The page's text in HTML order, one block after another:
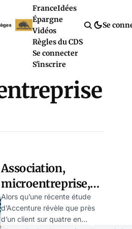
FranceIdées
Épargne
Vidéos
Règles du CDS
Se connecter
S'inscrire
Se
Association,
microentreprise,
TPE, PME : les
meilleurs comptes
Alors qu’une récente étude
d’Accenture révèle que près
d’un client sur quatre en